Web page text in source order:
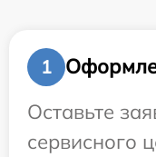
1
Оставьте
сервисного